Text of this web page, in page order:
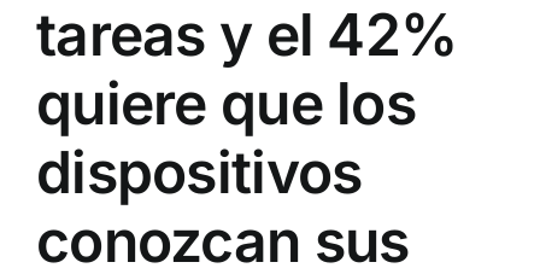
tareas y el 42%
quiere que los
dispositivos
conozcan sus